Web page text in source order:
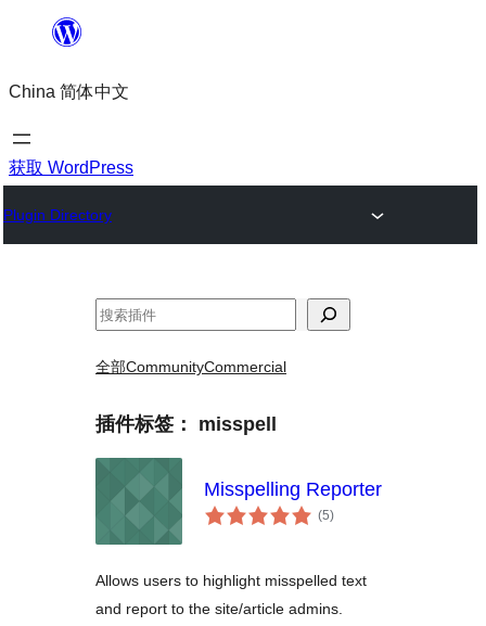
内
容
China 简体中文
获取 WordPress
Plugin Directory
搜
全部CommunityCommercial
插件标签： misspell
Misspelling Reporter
(5总
评)
Allows users to highlight misspelled text
and report to the site/article admins.